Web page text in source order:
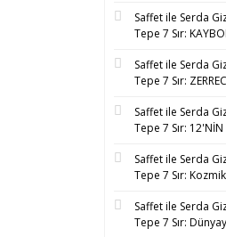
Saffet ile Serda
Tepe 7 Sır:
Saffet ile Serda
Tepe 7 Sır:
Saffet ile Serda
Tepe 7 Sır: 12'NİN
Saffet ile Serda
Tepe 7 Sır:
Saffet ile Serda
Tepe 7 Sır: